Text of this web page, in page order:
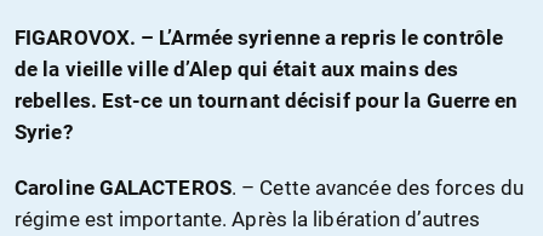
FIGAROVOX. – L’Armée syrienne a repris le contrôle
de la vieille ville d’Alep qui était aux mains des
rebelles. Est-ce un tournant décisif pour la Guerre en
Syrie?
Caroline GALACTEROS. – Cette avancée des forces du
régime est importante. Après la libération d’autres